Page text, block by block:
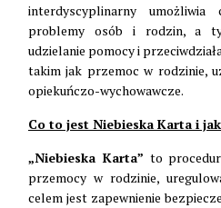
interdyscyplinarny umożliwia
problemy osób i rodzin, a
udzielanie pomocy i
takim jak przemoc w rodzinie,
opiekuńczo-wychowawcze.
Co to jest Niebieska Karta i
„Niebieska Karta” to
przemocy w rodzinie,
celem jest zapewnienie